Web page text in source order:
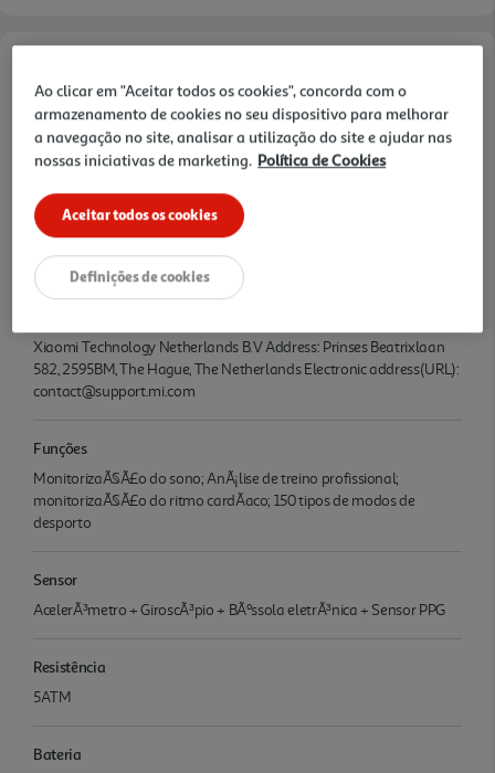
Documentação:
XIAOMI SMART BAND 10
BLACK
Denominação
SMART BAND 10 BLACKÂ Â Â Â
Xiaomi Technology Netherlands B.V Address: Prinses Beatrixlaan
582, 2595BM, The Hague, The Netherlands Electronic address(URL):
contact@support.mi.com
Funções
MonitorizaÃ§Ã£o do sono; AnÃ¡lise de treino profissional;
monitorizaÃ§Ã£o do ritmo cardÃ­aco; 150 tipos de modos de
desporto
Sensor
AcelerÃ³metro + GiroscÃ³pio + BÃºssola eletrÃ³nica + Sensor PPG
Resistência
5ATM
Bateria
Ao clicar em "Aceitar todos os cookies", concorda com o
armazenamento de cookies no seu dispositivo para melhorar
a navegação no site, analisar a utilização do site e ajudar nas
nossas iniciativas de marketing. Política de Cookies
Aceitar todos os cookies
Definições de cookies